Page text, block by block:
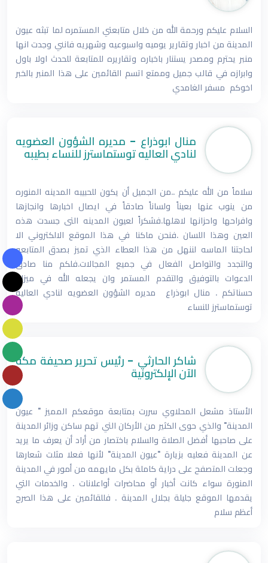
السلام عليكم ورحمة الله من خلال متابعتي المستمره لما تبثه عيون
المدينة من اخبار وتقارير يوميه واسبوعيه وشهريه فانني وجدت انها
منبر يحترم ومصدر يستنار باخباره وتقاريره للمتابعة للحدث اولا باول
وابرازه في قالب جميل وممتع اتسم القائمين على هذا المنبر بالخبر
اخوكم مسفر الغامدي
منال ابوذراع - مديره الشؤون العضويه
لنادي العاليه توستماسترز للنساء بطيبه
سلاماً من الله عليكم ..من الجميل أن يكون للحبيبه المدينه المنوره
من ينوب عنها بعيناً ولساناً صادقاً في ايصال اخبارها وانجازها
وافراحها واحزانها لاهلها.فشكراً لعيون المدينه التى جسدت هذه
العين وهذا اللسان .فنحن ماكنا في هذا الموقع الالكتروني الا
لحاجتنا الماسه لننهل من هذا العطاء الذي تميز بصدق المتابعه
والتجدد والتواصل الفعال في جميع المجالات.فلكم منا صادق
الدعوات بالتوفيق والتقدم المستمر وان يجعله الله في ميزان
حسناتكم . منال ابوذراع مديره الشؤون العضويه لنادي العاليه
توستماسترز للنساء
شاكر الحارثي - رئيس تحرير صحيفة مكة
الآن الإلكترونية
الأستاذ مشعل المحلاوي سررت بمتابعة موقعكم المميز " عيون
المدينة" والذي حوى الكثير من الأركان التي تهم ساكن وزائر المدينة
على صاحبها أفضل الصلاة والسلام باختصار من أراد أن يعرف ما يريد
عن المدينة فعليه بزيارة "عيون المدينة" لأنها فعلا مثلت شعارها
وجعلت المتصفح على دراية كاملة بكل مايهمه من أمور في المدينة
المنورة سواء كانت أخبار أو محاضرات أواعلانات . والخدمات التي
يقدمها الموقع جليلة بجلال المدينة . فللقائمين على هذا الصرح
أعظم سلام